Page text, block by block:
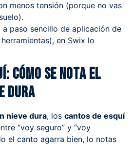
menos tensión (porque no vas
a paso sencillo de aplicación de
en Swix lo
cómo se nota el
dura
nieve dura, los cantos de esquí
“voy seguro” y “voy
el canto agarra bien, lo notas